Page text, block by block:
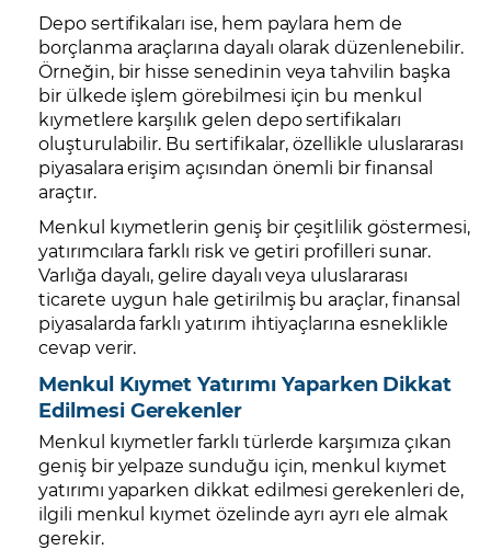
Depo sertifikaları ise, hem paylara hem de
borçlanma araçlarına dayalı olarak düzenlenebilir.
Örneğin, bir hisse senedinin veya tahvilin başka
bir ülkede işlem görebilmesi için bu menkul
kıymetlere karşılık gelen depo sertifikaları
oluşturulabilir. Bu sertifikalar, özellikle uluslararası
piyasalara erişim açısından önemli bir finansal
araçtır.
Menkul kıymetlerin geniş bir çeşitlilik göstermesi,
yatırımcılara farklı risk ve getiri profilleri sunar.
Varlığa dayalı, gelire dayalı veya uluslararası
ticarete uygun hale getirilmiş bu araçlar, finansal
piyasalarda farklı yatırım ihtiyaçlarına esneklikle
cevap verir.
Menkul Kıymet Yatırımı Yaparken Dikkat
Edilmesi Gerekenler
Menkul kıymetler farklı türlerde karşımıza çıkan
geniş bir yelpaze sunduğu için, menkul kıymet
yatırımı yaparken dikkat edilmesi gerekenleri de,
ilgili menkul kıymet özelinde ayrı ayrı ele almak
gerekir.